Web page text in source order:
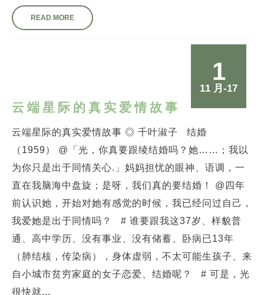
READ MORE
1
11 月-17
云端星际的真实爱情故事
云端星际的真实爱情故事 ◎ 千叶淑子 结婚
（1959） @「光，你真要跟绫结婚吗？她……；我以
为你只是出于同情关心.」妈妈担忧的眼神、语调，一
直在我脑海中盘旋；是呀，我们真的要结婚！ @四年
前认识她，开始对她有感觉的时候，我已经问过自己，
我爱她是出于同情吗？ # 谁要跟我这37岁、样貌普
通、高中学历、没有事业、没有储蓄、卧病已13年
（肺结核，传染病），身体虚弱，不太可能生孩子、来
自小城市贫穷家庭的女子恋爱、结婚呢？ # 可是，光
很快就...